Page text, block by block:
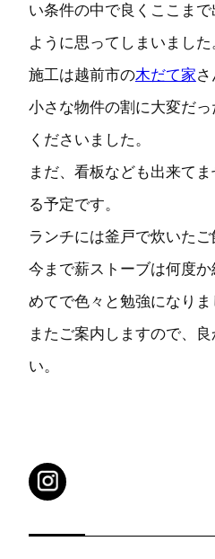
い条件の中で良くここま
ように思ってしまいました
施工は越前市の木だて家さ
小さな物件の割に大変だ
くださいました。
まだ、看板なども出来て
る予定です。
ランチには釜戸で炊いたご
今まで薪ストーブは何度
めてで色々と勉強になりま
またご案内しますので、
い。